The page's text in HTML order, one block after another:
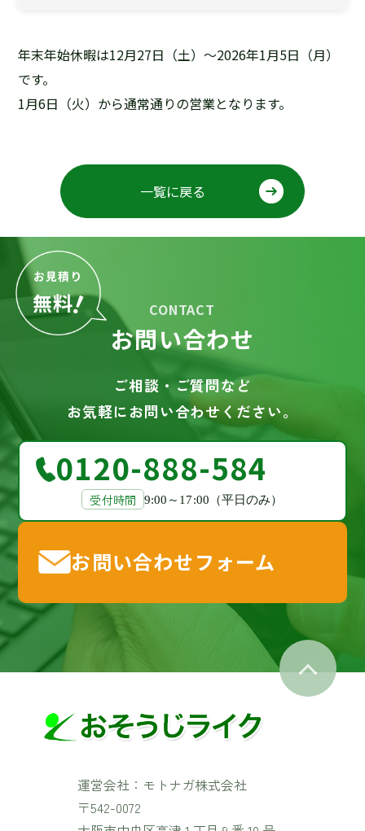
年末年始休暇は12月27日（土）～2026年1月5日（月）
です。
1月6日（火）から通常通りの営業となります。
一覧に戻る
CONTACT
お問い合わせ
ご相談・ご質問など
お気軽にお問い合わせください。
お見積り
無料！
0120-888-584
受付時間 9:00～17:00（平日のみ）
お問い合わせフォーム
運営会社：モトナガ株式会社
〒542-0072